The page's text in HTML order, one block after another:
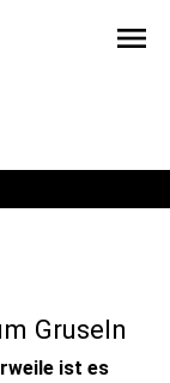
menu
Gruseln
ist es